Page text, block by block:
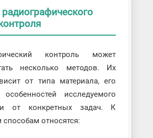
контроль может
несколько методов. Их
от типа материала, его
исследуемого
и от конкретных задач. К
относятся: